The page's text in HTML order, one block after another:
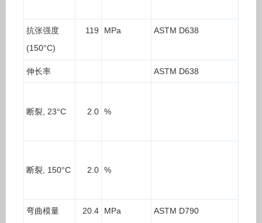
抗张强度
(150°C)
119 MPa ASTM D638
伸长率 ASTM D638
断裂 , 23°C 2.0 %
断裂 , 150°C 2.0 %
弯曲模量
20.4 MPa ASTM D790